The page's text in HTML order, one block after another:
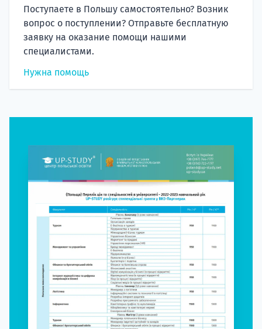
Поступаете в Польшу самостоятельно? Возник
вопрос о поступлении? Отправьте бесплатную
заявку на оказание помощи нашими
специалистами.
Нужна помощь